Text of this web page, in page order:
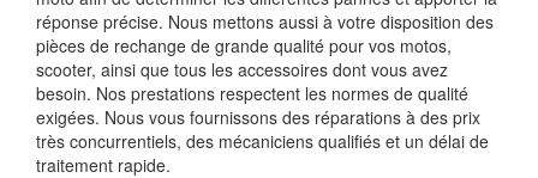
réponse précise. Nous mettons aussi à votre disposition des
pièces de rechange de grande qualité pour vos motos,
scooter, ainsi que tous les accessoires dont vous avez
besoin. Nos prestations respectent les normes de qualité
exigées. Nous vous fournissons des réparations à des prix
très concurrentiels, des mécaniciens qualifiés et un délai de
traitement rapide.